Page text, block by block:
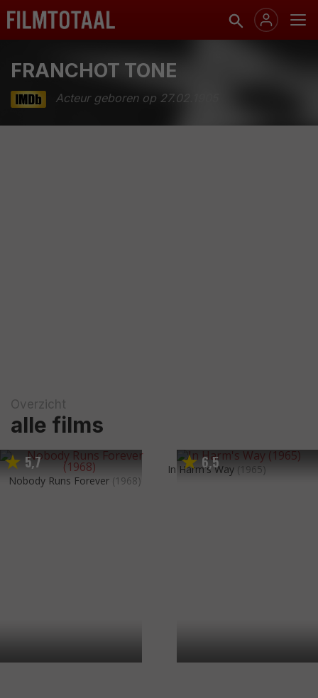
FRANCHOT TONE
Acteur geboren op 27.02.1905
Overzicht
alle films
5,7
Nobody Runs Forever (1968)
6,5
In Harm's Way (1965)